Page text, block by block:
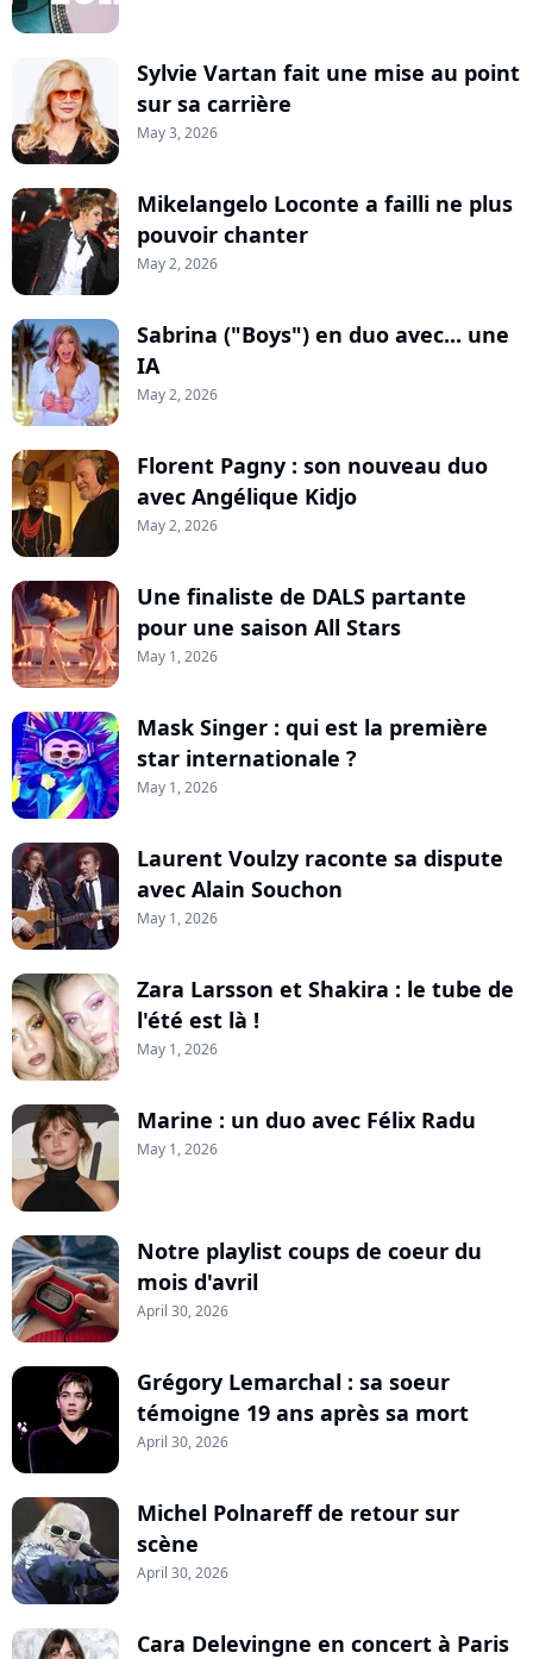
Sylvie Vartan fait une mise au point
sur sa carrière
May 3, 2026
Mikelangelo Loconte a failli ne plus
pouvoir chanter
May 2, 2026
Sabrina ("Boys") en duo avec... une
IA
May 2, 2026
Florent Pagny : son nouveau duo
avec Angélique Kidjo
May 2, 2026
Une finaliste de DALS partante
pour une saison All Stars
May 1, 2026
Mask Singer : qui est la première
star internationale ?
May 1, 2026
Laurent Voulzy raconte sa dispute
avec Alain Souchon
May 1, 2026
Zara Larsson et Shakira : le tube de
l'été est là !
May 1, 2026
Marine : un duo avec Félix Radu
May 1, 2026
Notre playlist coups de coeur du
mois d'avril
April 30, 2026
Grégory Lemarchal : sa soeur
témoigne 19 ans après sa mort
April 30, 2026
Michel Polnareff de retour sur
scène
April 30, 2026
Cara Delevingne en concert à Paris